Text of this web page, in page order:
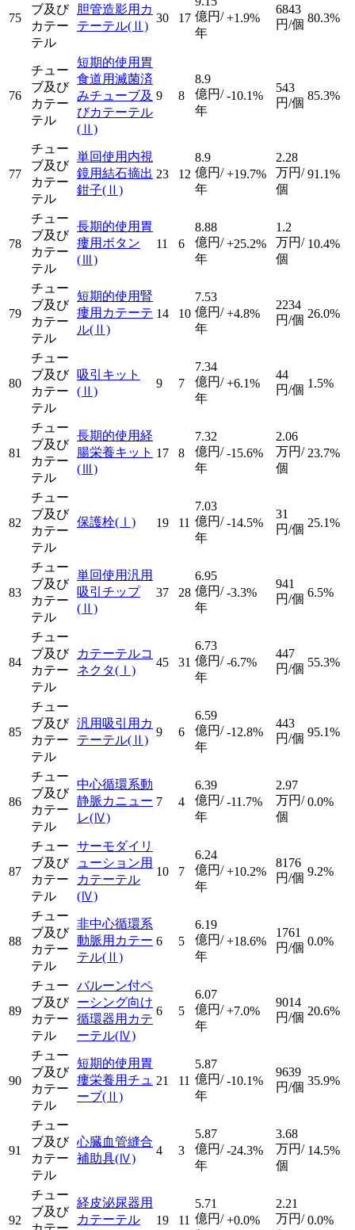
75
ブ及び
カテー
テル
胆管造影用カ
テーテル(Ⅱ)
30 17 億円/
年
+1.9%
6843
円/個 80.3%
76
チュー
ブ及び
カテー
テル
短期的使用胃
食道用滅菌済
みチューブ及
びカテーテル
(Ⅱ)
9 8
8.9
億円/
年
-10.1%
543
円/個
85.3%
77
チュー
ブ及び
カテー
テル
単回使用内視
鏡用結石摘出
鉗子(Ⅱ)
23 12
8.9
億円/
年
+19.7%
2.28
万円/
個
91.1%
78
チュー
ブ及び
カテー
テル
長期的使用胃
瘻用ボタン
(Ⅲ)
11 6
8.88
億円/
年
+25.2%
1.2
万円/
個
10.4%
79
チュー
ブ及び
カテー
テル
短期的使用腎
瘻用カテーテ
ル(Ⅱ)
14 10
7.53
億円/
年
+4.8%
2234
円/個 26.0%
80
チュー
ブ及び
カテー
テル
吸引キット
(Ⅱ)
9 7
7.34
億円/
年
+6.1%
44
円/個 1.5%
81
チュー
ブ及び
カテー
テル
長期的使用経
腸栄養キット
(Ⅲ)
17 8
7.32
億円/
年
-15.6%
2.06
万円/
個
23.7%
82
チュー
ブ及び
カテー
テル
保護栓(Ⅰ) 19 11
7.03
億円/
年
-14.5%
31
円/個 25.1%
83
チュー
ブ及び
カテー
テル
単回使用汎用
吸引チップ
(Ⅱ)
37 28
6.95
億円/
年
-3.3%
941
円/個 6.5%
84
チュー
ブ及び
カテー
テル
カテーテルコ
ネクタ(Ⅰ)
45 31
6.73
億円/
年
-6.7%
447
円/個 55.3%
85
チュー
ブ及び
カテー
テル
汎用吸引用カ
テーテル(Ⅱ)
9 6
6.59
億円/
年
-12.8%
443
円/個 95.1%
86
チュー
ブ及び
カテー
テル
中心循環系動
静脈カニュー
レ(Ⅳ)
7 4
6.39
億円/
年
-11.7%
2.97
万円/
個
0.0%
87
チュー
ブ及び
カテー
テル
サーモダイリ
ューション用
カテーテル
(Ⅳ)
10 7
6.24
億円/
年
+10.2%
8176
円/個 9.2%
88
チュー
ブ及び
カテー
テル
非中心循環系
動脈用カテー
テル(Ⅱ)
6 5
6.19
億円/
年
+18.6%
1761
円/個 0.0%
89
チュー
ブ及び
カテー
テル
バルーン付ペ
ーシング向け
循環器用カテ
ーテル(Ⅳ)
6 5
6.07
億円/
年
+7.0%
9014
円/個 20.6%
90
チュー
ブ及び
カテー
テル
短期的使用胃
瘻栄養用チュ
ーブ(Ⅱ)
21 11
5.87
億円/
年
-10.1%
9639
円/個 35.9%
91
チュー
ブ及び
カテー
テル
心臓血管縫合
補助具(Ⅳ)
4 3
5.87
億円/
年
-24.3%
3.68
万円/
個
14.5%
92
チュー
ブ及び
経皮泌尿器用
カテーテル
19 11
5.71
億円/ +0.0%
2.21
万円/ 0.0%